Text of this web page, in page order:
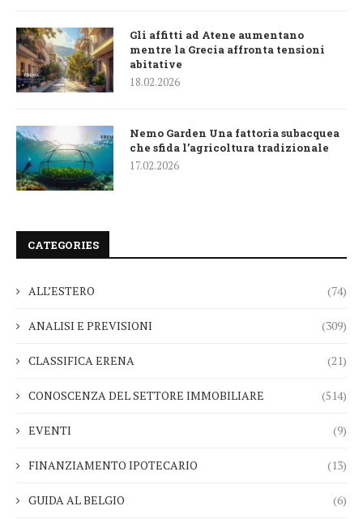
Gli affitti ad Atene aumentano
mentre la Grecia affronta tensioni
abitative
18.02.2026
Nemo Garden Una fattoria subacquea
che sfida l’agricoltura tradizionale
17.02.2026
CATEGORIES
ALL’ESTERO (74)
ANALISI E PREVISIONI (309)
CLASSIFICA ERENA (21)
CONOSCENZA DEL SETTORE IMMOBILIARE (514)
EVENTI (9)
FINANZIAMENTO IPOTECARIO (13)
GUIDA AL BELGIO (6)